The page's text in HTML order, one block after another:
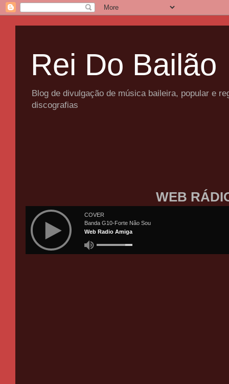
Rei Do Bailão
Blog de divulgação de música baileira, popular e
discografias
WEB